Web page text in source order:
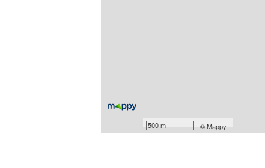
500 m ©Mappy